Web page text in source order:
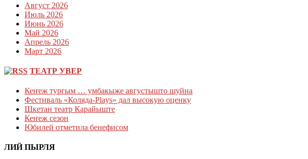
Август 2026
Июль 2026
Июнь 2026
Май 2026
Апрель 2026
Март 2026
ТЕАТР УВЕР
Кеҥеж тургым … умбакыже августышто шуйна
Фестиваль «Коляда-Plays» дал высокую оценку
Шкетан театр Карайыште
Кеҥеж сезон
Юбилей отметила бенефисом
ЛИЙ ПЫРЛЯ